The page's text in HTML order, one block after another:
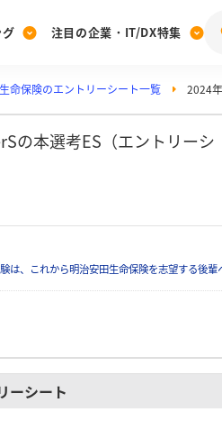
[27卒] 本選考体験記投稿キャン
みんなのDX企業就職ブランド調査
注目の企業・IT/DX特集
命保険のエントリーシート一覧 2024
の本選考ES（エントリーシ
、これから明治安田生命保険を志望する後輩
ーシート